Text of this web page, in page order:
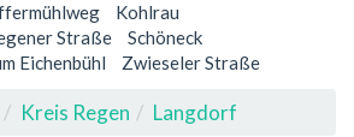
Kohlrau
Straße
Schöneck
Eichenbühl Zwieseler Straße
Kreis Regen Langdorf